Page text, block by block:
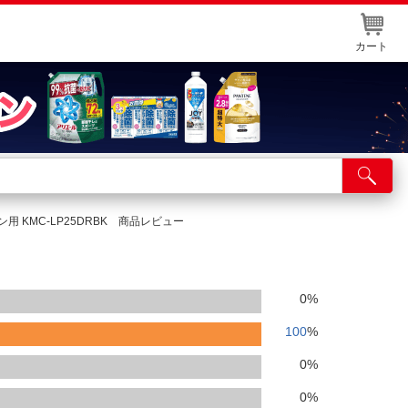
カート
舗サービス
ト取り置き
用 KMC-LP25DRBK 商品レビュー
0%
100%
0%
0%